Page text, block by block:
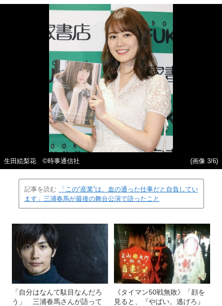
生田絵梨花 ©︎時事通信社 (画像 3/6)
記事を読む
「この“産業”は、血の通った仕事だと自負してい
ます」三浦春馬が最後の舞台公演で語ったこと
「自分はなんて駄目なんだろ
う」 三浦春馬さんが語って
《タイマン50戦無敗》「顔を
見ると、『やばい。逃げろ』